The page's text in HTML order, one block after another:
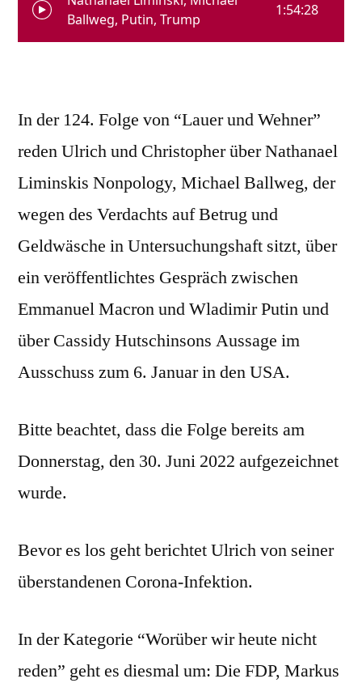
In der 124. Folge von “Lauer und Wehner”
reden Ulrich und Christopher über Nathanael
Liminskis Nonpology, Michael Ballweg, der
wegen des Verdachts auf Betrug und
Geldwäsche in Untersuchungshaft sitzt, über
ein veröffentlichtes Gespräch zwischen
Emmanuel Macron und Wladimir Putin und
über Cassidy Hutschinsons Aussage im
Ausschuss zum 6. Januar in den USA.
Bitte beachtet, dass die Folge bereits am
Donnerstag, den 30. Juni 2022 aufgezeichnet
wurde.
Bevor es los geht berichtet Ulrich von seiner
überstandenen Corona-Infektion.
In der Kategorie “Worüber wir heute nicht
reden” geht es diesmal um: Die FDP, Markus